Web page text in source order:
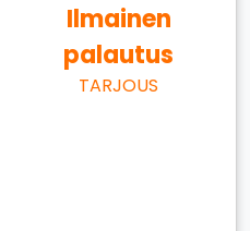
Ilmainen
palautus
TARJOUS